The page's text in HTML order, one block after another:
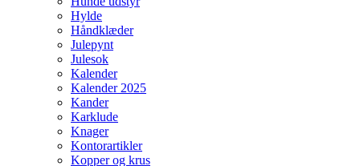
Hylde
Håndklæder
Julepynt
Julesok
Kalender
Kalender 2025
Kander
Karklude
Knager
Kontorartikler
Kopper og krus